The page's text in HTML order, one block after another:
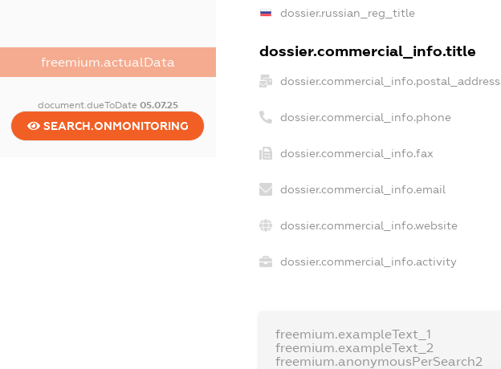
freemium.actualData
document.dueToDate 05.07.25
SEARCH.ONMONITORING
dossier.russian_reg_title
dossier.commercial_info.title
dossier.commercial_info.postal_address
dossier.commercial_info.phone
dossier.commercial_info.fax
dossier.commercial_info.email
dossier.commercial_info.website
dossier.commercial_info.activity
freemium.exampleText_1
freemium.exampleText_2
freemium.anonymousPerSearch2